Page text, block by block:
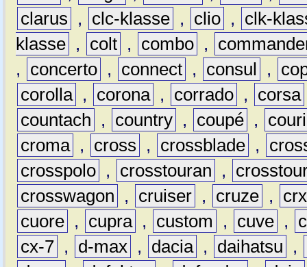
clarus
, clc-klasse , clio ,
clk-
klasse , colt , combo ,
,
concerto , connect , consul ,
corolla , corona , corrado , corsa
countach
, country , coupé ,
croma , cross , crossblade ,
crosspolo , crosstouran ,
crosswagon
, cruiser , cruze ,
crx
cuore , cupra , custom , cuve ,
cx-7 , d-max , dacia , daihatsu
,